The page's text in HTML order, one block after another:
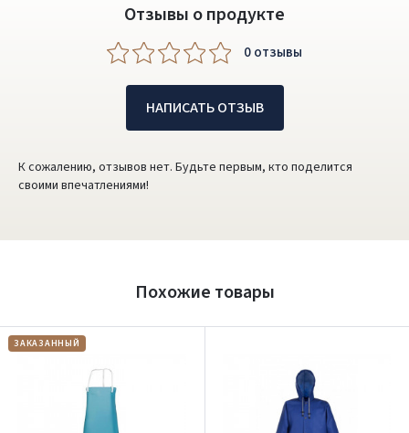
Отзывы о продукте
0 oтзывы
НАПИСАТЬ ОТЗЫВ
К сожалению, отзывов нет. Будьте первым, кто поделится
своими впечатлениями!
Похожие товары
ЗАКАЗАННЫЙ